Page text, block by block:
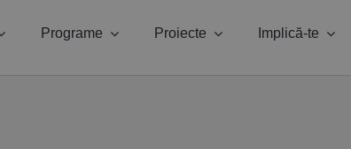
Programe Proiecte Implică-te